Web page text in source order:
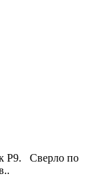
Р9. Сверло по